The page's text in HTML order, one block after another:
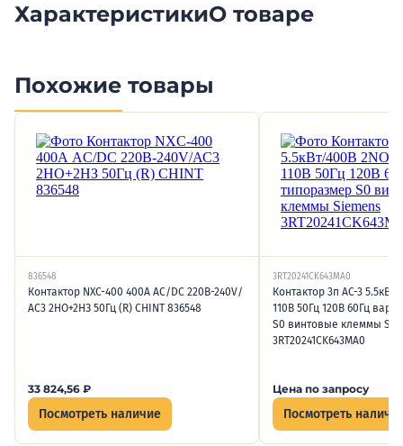
ХарактеристикиО товаре
Похожие товары
836548
Контактор NXC-400 400А AC/DC 220В-240V/
АС3 2НО+2НЗ 50Гц (R) CHINT 836548
33 824,56 ₽
Посмотреть наличие
3RT20241CK643MA0
Контактор 3п AC-3 5.5кВт/
110В 50Гц 120В 60Гц
S0 винтовые клеммы
3RT20241CK643MA0
Цена по запросу
Посмотреть